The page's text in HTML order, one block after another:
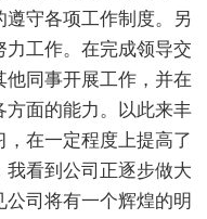
守各项工作制度。另
工作。在完成领导交
同事开展工作，并在
面的能力。以此来丰
在一定程度上提高了
看到公司正逐步做大
司将有一个辉煌的明